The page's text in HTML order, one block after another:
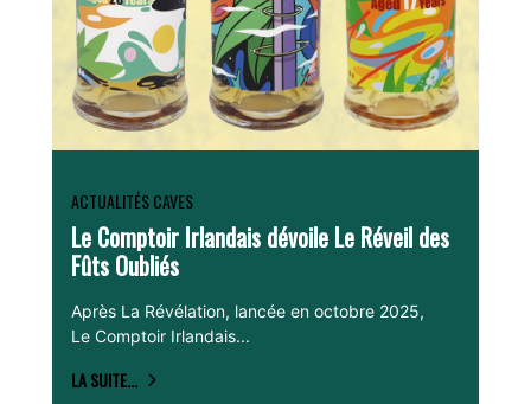
ACTUALITÉS CAVES
Le Comptoir Irlandais dévoile Le Réveil des
Fûts Oubliés
Après La Révélation, lancée en octobre 2025,
Le Comptoir Irlandais...
LA SUITE...